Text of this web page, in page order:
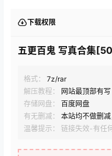
下载权限
五更百鬼 写真合集
格式：
7z/rar
解压教程：
网站最顶部有写
存储网盘：
百度网盘
有无删减：
本站均不做删
温馨提示： 链接失效-有任